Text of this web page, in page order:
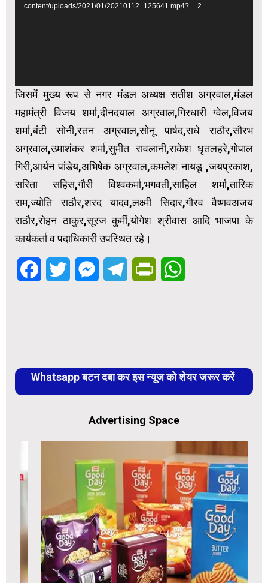
content/uploads/2021/01/20210112_125641.mp4?_=2
जिसमें मुख्य रूप से नगर मंडल अध्यक्ष सतीश अग्रवाल,मंडल
महामंत्री विजय शर्मा,दीनदयाल अग्रवाल,गिरधारी ग्वेल,विजय
शर्मा,बंटी सोनी,रतन अग्रवाल,सोनू पार्षद,राधे राठौर,सौरभ
अग्रवाल,उमाशंकर शर्मा,सुमीत रावलानी,राकेश धृतलहरे,गोपाल
गिरी,आर्यन पांडेय,अभिषेक अग्रवाल,कमलेश नायडू ,जयप्रकाश,
सरिता सहिस,गौरी विश्वकर्मा,भगवती,साहिल शर्मा,तारिक
राम,ज्योति राठौर,शरद यादव,लक्ष्मी सिदार,गौरव वैष्णवअजय
राठौर,रोहन ठाकुर,सूरज कुर्मी,योगेश श्रीवास आदि भाजपा के
कार्यकर्ता व पदाधिकारी उपस्थित रहे।
FacebookTwitter MessengerTelegramPrintFriendly
Whatsapp बटन दबा कर इस न्यूज को शेयर जरूर करें
Advertising Space